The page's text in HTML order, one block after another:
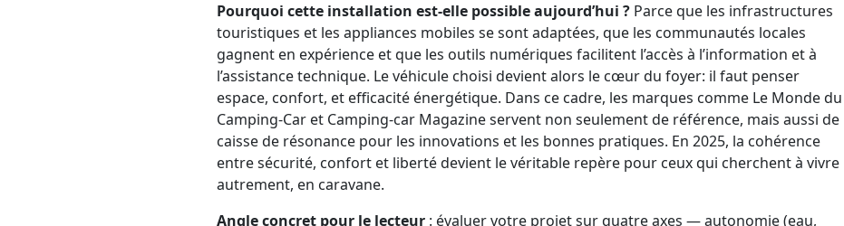
Pourquoi cette installation est-elle possible aujourd’hui ? Parce que les infrastructures
touristiques et les appliances mobiles se sont adaptées, que les communautés locales
gagnent en expérience et que les outils numériques facilitent l’accès à l’information et à
l’assistance technique. Le véhicule choisi devient alors le cœur du foyer: il faut penser
espace, confort, et efficacité énergétique. Dans ce cadre, les marques comme Le Monde du
Camping-Car et Camping-car Magazine servent non seulement de référence, mais aussi de
caisse de résonance pour les innovations et les bonnes pratiques. En 2025, la cohérence
entre sécurité, confort et liberté devient le véritable repère pour ceux qui cherchent à vivre
autrement, en caravane.
Angle concret pour le lecteur : évaluer votre projet sur quatre axes — autonomie (eau,